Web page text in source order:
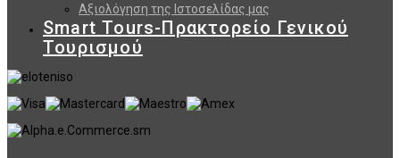
Αξιολόγηση της Ιστοσελίδας μας
Smart Tours-Πρακτορείο Γενικού
Τουρισμού